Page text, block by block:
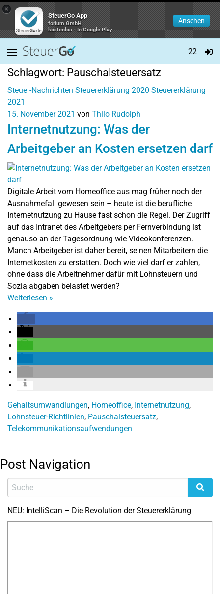
×
SteuerGo App
forium GmbH
kostenlos - In Google Play
Ansehen
22
Schlagwort: Pauschalsteuersatz
Steuer-Nachrichten Steuererklärung 2020 Steuererklärung
2021
15. November 2021 von Thilo Rudolph
Internetnutzung: Was der
Arbeitgeber an Kosten ersetzen darf
Digitale Arbeit vom Homeoffice aus mag früher noch der
Ausnahmefall gewesen sein – heute ist die berufliche
Internetnutzung zu Hause fast schon die Regel. Der Zugriff
auf das Intranet des Arbeitgebers per Fernverbindung ist
genauso an der Tagesordnung wie Videokonferenzen.
Manch Arbeitgeber ist daher bereit, seinen Mitarbeitern die
Internetkosten zu erstatten. Doch wie viel darf er zahlen,
ohne dass die Arbeitnehmer dafür mit Lohnsteuern und
Sozialabgaben belastet werden?
Weiterlesen »
Gehaltsumwandlungen, Homeoffice, Internetnutzung,
Lohnsteuer-Richtlinien, Pauschalsteuersatz,
Telekommunikationsaufwendungen
Post Navigation
NEU: IntelliScan – Die Revolution der Steuererklärung